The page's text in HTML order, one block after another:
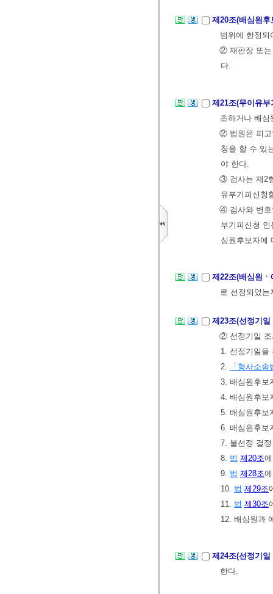
제20조(배심원
범위에 한정
② 재판장 또는
다.
제21조(무이유
초하거나 배심
② 법원은 피고
청을 할 수 있
야 한다.
③ 검사는 제2
유부기피신청
④ 검사와 변
부기피신청
심원후보자에
제22조(배심원
로 선정되었
제23조(선정기
② 선정기일 조
1. 선정기일을
2.
「형사소송
3. 배심원후보
4. 배심원후보
5. 배심원후보
6. 배심원후보
7. 불선정 결정
8. 법 제20조
9. 법 제28조
10. 법 제29조
11. 법 제30조
12. 배심원과
제24조(선정기
한다.